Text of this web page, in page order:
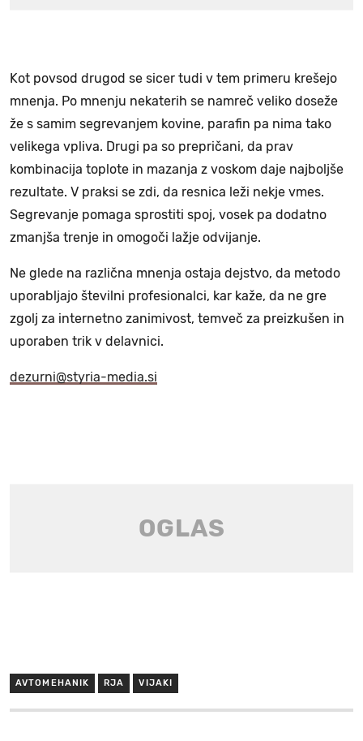
Kot povsod drugod se sicer tudi v tem primeru krešejo
mnenja. Po mnenju nekaterih se namreč veliko doseže
že s samim segrevanjem kovine, parafin pa nima tako
velikega vpliva. Drugi pa so prepričani, da prav
kombinacija toplote in mazanja z voskom daje najboljše
rezultate. V praksi se zdi, da resnica leži nekje vmes.
Segrevanje pomaga sprostiti spoj, vosek pa dodatno
zmanjša trenje in omogoči lažje odvijanje.
Ne glede na različna mnenja ostaja dejstvo, da metodo
uporabljajo številni profesionalci, kar kaže, da ne gre
zgolj za internetno zanimivost, temveč za preizkušen in
uporaben trik v delavnici.
dezurni@styria-media.si
AVTOMEHANIK RJA VIJAKI